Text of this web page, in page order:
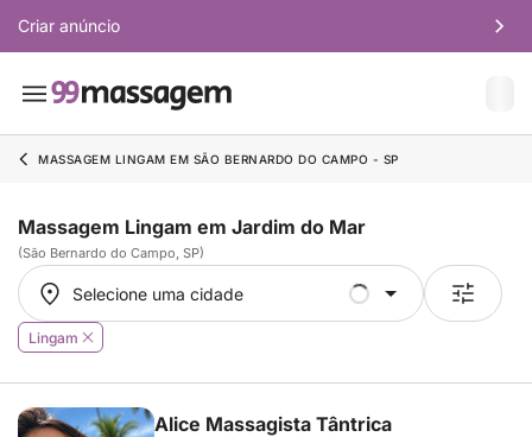
Criar anúncio
MASSAGEM LINGAM EM SÃO BERNARDO DO CAMPO - SP
Massagem Lingam em Jardim do Mar
(São Bernardo do Campo, SP)
Selecione uma cidade
Selecione uma cidade
Lingam
Alice Massagista Tântrica